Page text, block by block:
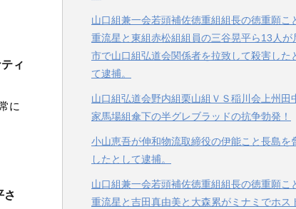
ィ
に
さ
山口組兼一会若頭補佐徳重組組長の徳重願こ
重流星と東組赤松組組員の三谷晃平ら13人が
市で山口組弘道会関係者を拉致して殺害した
て逮捕。
山口組弘道会野内組栗山組ＶＳ稲川会上州田
家馬場組傘下の半グレブラッドの抗争勃発！
小山恵吾が伸和物流取締役の伊能こと長島を
したとして逮捕。
山口組兼一会若頭補佐徳重組組長の徳重願こ
重流星と吉田真由美と大森累がミナミでホス